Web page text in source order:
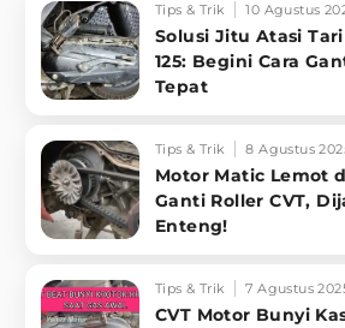
Tips & Trik 10 Agustus
Solusi Jitu Atasi
125: Begini Cara
Tepat
Tips & Trik 8 Agustus
Motor Matic Lemot
Ganti Roller CVT,
Enteng!
Tips & Trik 7 Agustus
CVT Motor Bunyi